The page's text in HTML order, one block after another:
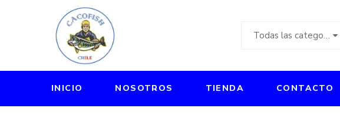
Todas las categorías
INICIO NOSOTROS TIENDA CONTACTO